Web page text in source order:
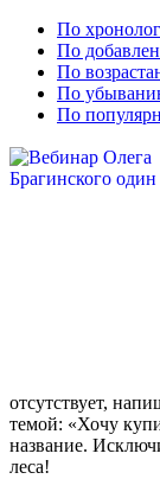
По
По
По
По
По
отсутствует,
темой: «Хочу
название.
леса!